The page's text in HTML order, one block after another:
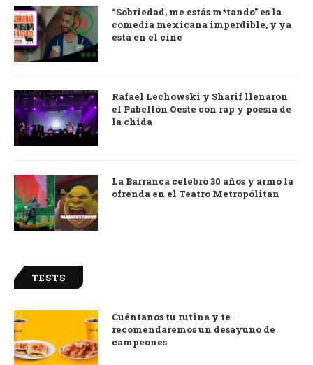
9.0
“Sobriedad, me estás m*tando” es la
comedia mexicana imperdible, y ya
está en el cine
Rafael Lechowski y Sharif llenaron
el Pabellón Oeste con rap y poesía de
la chida
La Barranca celebró 30 años y armó la
ofrenda en el Teatro Metropólitan
TESTS
Cuéntanos tu rutina y te
recomendaremos un desayuno de
campeones